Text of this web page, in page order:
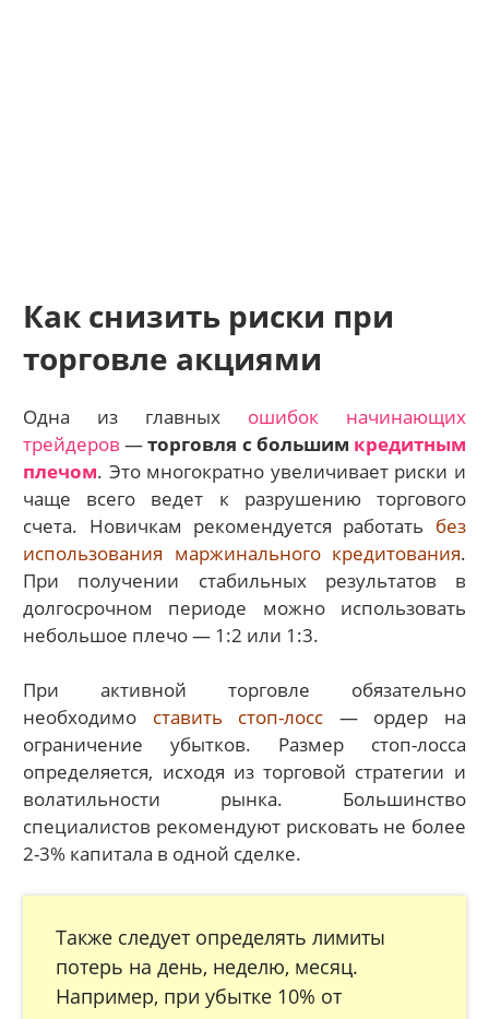
Как снизить риски при
торговле акциями
Одна из главных ошибок начинающих
трейдеров —торговля с большим кредитным
плечом. Это многократно увеличивает риски и
чаще всего ведет к разрушению торгового
счета. Новичкам рекомендуется работать без
использования маржинального кредитования.
При получении стабильных результатов в
долгосрочном периоде можно использовать
небольшое плечо — 1:2 или 1:3.
При активной торговле обязательно
необходимо ставить стоп-лосс — ордер на
ограничение убытков. Размер стоп-лосса
определяется, исходя из торговой стратегии и
волатильности рынка. Большинство
специалистов рекомендуют рисковать не более
2-3% капитала в одной сделке.
Также следует определять лимиты
потерь на день, неделю, месяц.
Например, при убытке 10% от